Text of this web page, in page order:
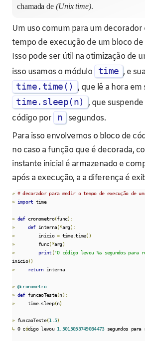
chamada de (Unix time).
Um uso comum para um decorador
tempo de execução de um bloco
Isso pode ser útil na otimização de
isso usamos o módulo
time , e
time.time() , que lê a hora
time.sleep(n)
, que
código por
n
segundos.
Para isso envolvemos o bloco de
no caso a função que é decorada,
instante inicial é armazenado e
após a execução, a a diferença é
» # decorador para medir o tempo de execução de
» import time
» def cronometro(func):
»
def interna(*arg):
»
         inicio
= time.time()
»
         func
(*arg)
»
print ('O código levou %s segundos para
inicio))
»
return interna
» @cronometro
» def funcaoTeste(n):
»
     time
. sleep(n)
» funcaoTeste(1.5)
↳ O código levou 1.5015053749084473 segundos para